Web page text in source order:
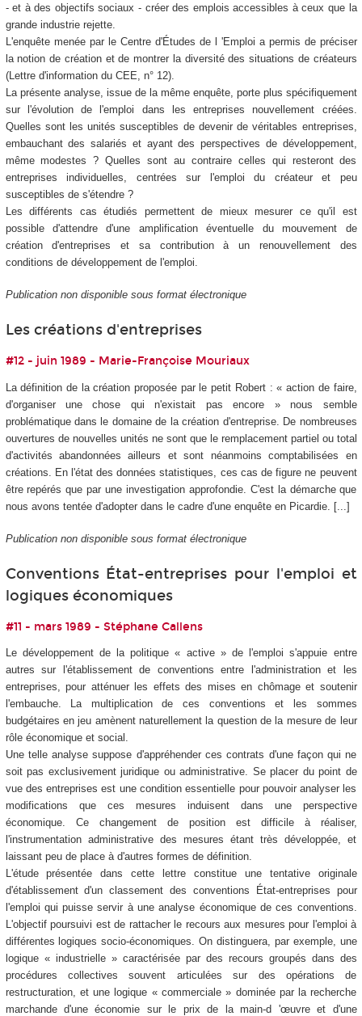
- et à des objectifs sociaux - créer des emplois accessibles à ceux que la
grande industrie rejette.
L'enquête menée par le Centre d'Études de l 'Emploi a permis de préciser
la notion de création et de montrer la diversité des situations de créateurs
(Lettre d'information du CEE, n° 12).
La présente analyse, issue de la même enquête, porte plus spécifiquement
sur l'évolution de l'emploi dans les entreprises nouvellement créées.
Quelles sont les unités susceptibles de devenir de véritables entreprises,
embauchant des salariés et ayant des perspectives de développement,
même modestes ? Quelles sont au contraire celles qui resteront des
entreprises individuelles, centrées sur l'emploi du créateur et peu
susceptibles de s'étendre ?
Les différents cas étudiés permettent de mieux mesurer ce qu'il est
possible d'attendre d'une amplification éventuelle du mouvement de
création d'entreprises et sa contribution à un renouvellement des
conditions de développement de l'emploi.
Publication non disponible sous format électronique
Les créations d'entreprises
#12 - juin 1989 - Marie-Françoise Mouriaux
La définition de la création proposée par le petit Robert : « action de faire,
d'organiser une chose qui n'existait pas encore » nous semble
problématique dans le domaine de la création d'entreprise. De nombreuses
ouvertures de nouvelles unités ne sont que le remplacement partiel ou total
d'activités abandonnées ailleurs et sont néanmoins comptabilisées en
créations. En l'état des données statistiques, ces cas de figure ne peuvent
être repérés que par une investigation approfondie. C'est la démarche que
nous avons tentée d'adopter dans le cadre d'une enquête en Picardie. [...]
Publication non disponible sous format électronique
Conventions État-entreprises pour l'emploi et
logiques économiques
#11 - mars 1989 - Stéphane Callens
Le développement de la politique « active » de l'emploi s'appuie entre
autres sur l'établissement de conventions entre l'administration et les
entreprises, pour atténuer les effets des mises en chômage et soutenir
l'embauche. La multiplication de ces conventions et les sommes
budgétaires en jeu amènent naturellement la question de la mesure de leur
rôle économique et social.
Une telle analyse suppose d'appréhender ces contrats d'une façon qui ne
soit pas exclusivement juridique ou administrative. Se placer du point de
vue des entreprises est une condition essentielle pour pouvoir analyser les
modifications que ces mesures induisent dans une perspective
économique. Ce changement de position est difficile à réaliser,
l'instrumentation administrative des mesures étant très développée, et
laissant peu de place à d'autres formes de définition.
L'étude présentée dans cette lettre constitue une tentative originale
d'établissement d'un classement des conventions État-entreprises pour
l'emploi qui puisse servir à une analyse économique de ces conventions.
L'objectif poursuivi est de rattacher le recours aux mesures pour l'emploi à
différentes logiques socio-économiques. On distinguera, par exemple, une
logique « industrielle » caractérisée par des recours groupés dans des
procédures collectives souvent articulées sur des opérations de
restructuration, et une logique « commerciale » dominée par la recherche
marchande d'une économie sur le prix de la main-d 'œuvre et d'une